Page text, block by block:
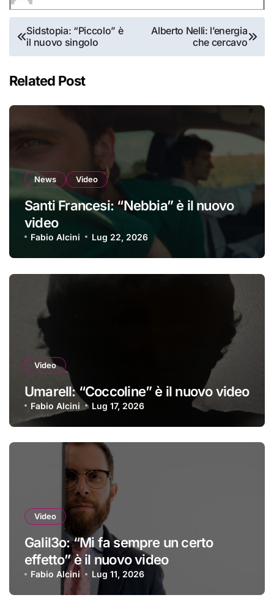
Navigazione
articoli
Sidstopia: “Piccolo” è
il nuovo singolo
Alberto Nelli: l’energia
che cercavo
Related Post
News Video
Santi Francesi: “Nebbia” è il nuovo
video
Fabio Alcini Lug 22, 2026
Video
Umarell: “Coccoline” è il nuovo video
Fabio Alcini Lug 17, 2026
Video
Galil3o: “Mi fa sempre un certo
effetto” è il nuovo video
Fabio Alcini Lug 11, 2026